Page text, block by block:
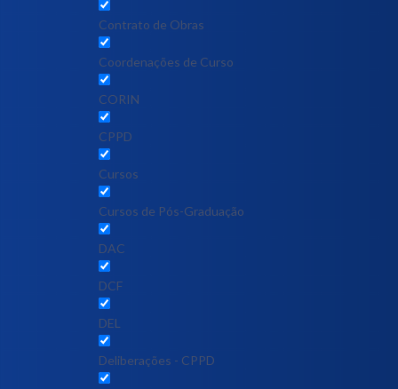
Contrato de Obras
Coordenações de Curso
CORIN
CPPD
Cursos
Cursos de Pós-Graduação
DAC
DCF
DEL
Deliberações - CPPD